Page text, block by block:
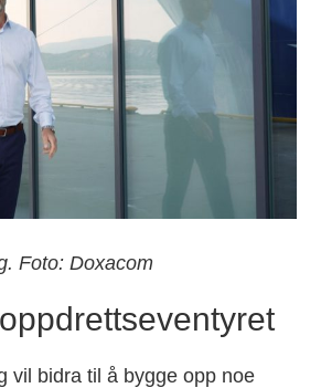
Foto: Doxacom
vil bidra til å bygge opp noe